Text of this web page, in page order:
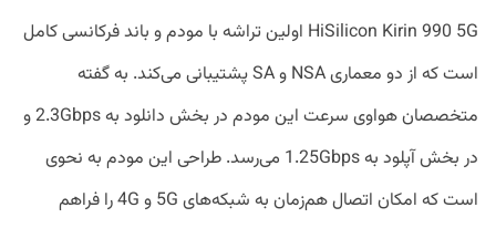
HiSilicon Kirin 990 5G اولین تراشه با مودم و باند فرکانسی کامل
است که از دو معماری NSA و SA پشتیبانی می‌کند. به گفته
متخصصان هواوی سرعت این مودم در بخش دانلود به 2.3Gbps و
در بخش آپلود به 1.25Gbps می‌رسد. طراحی این مودم به نحوی
است که امکان اتصال هم‌زمان به شبکه‌های 5G و 4G را فراهم